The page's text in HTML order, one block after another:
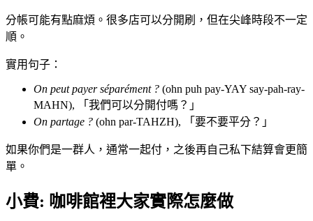
分帳可能有點麻煩。很多店可以分開刷，但在尖峰時段不一定
順。
實用句子：
On peut payer séparément ? (ohn puh pay-YAY say-pah-ray-
MAHN), 「我們可以分開付嗎？」
On partage ? (ohn par-TAHZH), 「要不要平分？」
如果你們是一群人，通常一起付，之後再自己私下結算會更簡
單。
小費: 咖啡館裡大家實際怎麼做